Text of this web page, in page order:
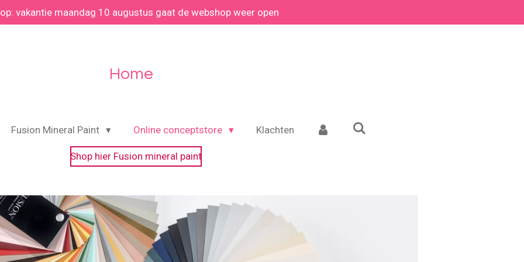
vakantie maandag 10 augustus gaat de webshop weer open
Home
Fusion Mineral Paint Online conceptstore Klachten
Shop hier Fusion mineral paint